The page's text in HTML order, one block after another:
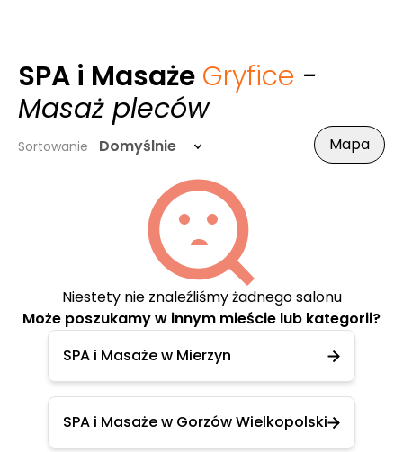
SPA i Masaże Gryfice -
Masaż pleców
Sortowanie Domyślnie Mapa
Niestety nie znaleźliśmy żadnego salonu
Może poszukamy w innym mieście lub kategorii?
SPA i Masaże w Mierzyn
SPA i Masaże w Gorzów Wielkopolski